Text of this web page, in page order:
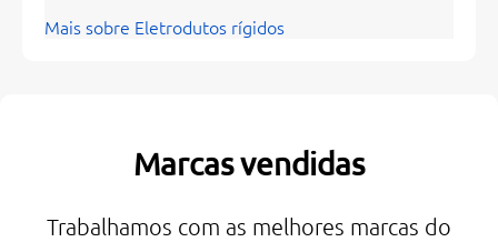
Mais sobre Eletrodutos rígidos
Marcas vendidas
Trabalhamos com as melhores marcas do